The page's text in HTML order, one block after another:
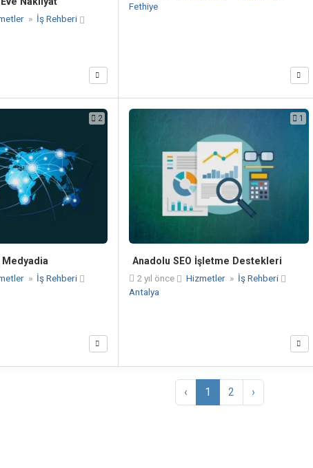
» İş Rehberi
Fethiye
2
Medyadia
» İş Rehberi
1
Anadolu SEO İşletme Destekleri
2 yıl önce
Hizmetler » İş Rehberi
Antalya
‹ 1 2 ›